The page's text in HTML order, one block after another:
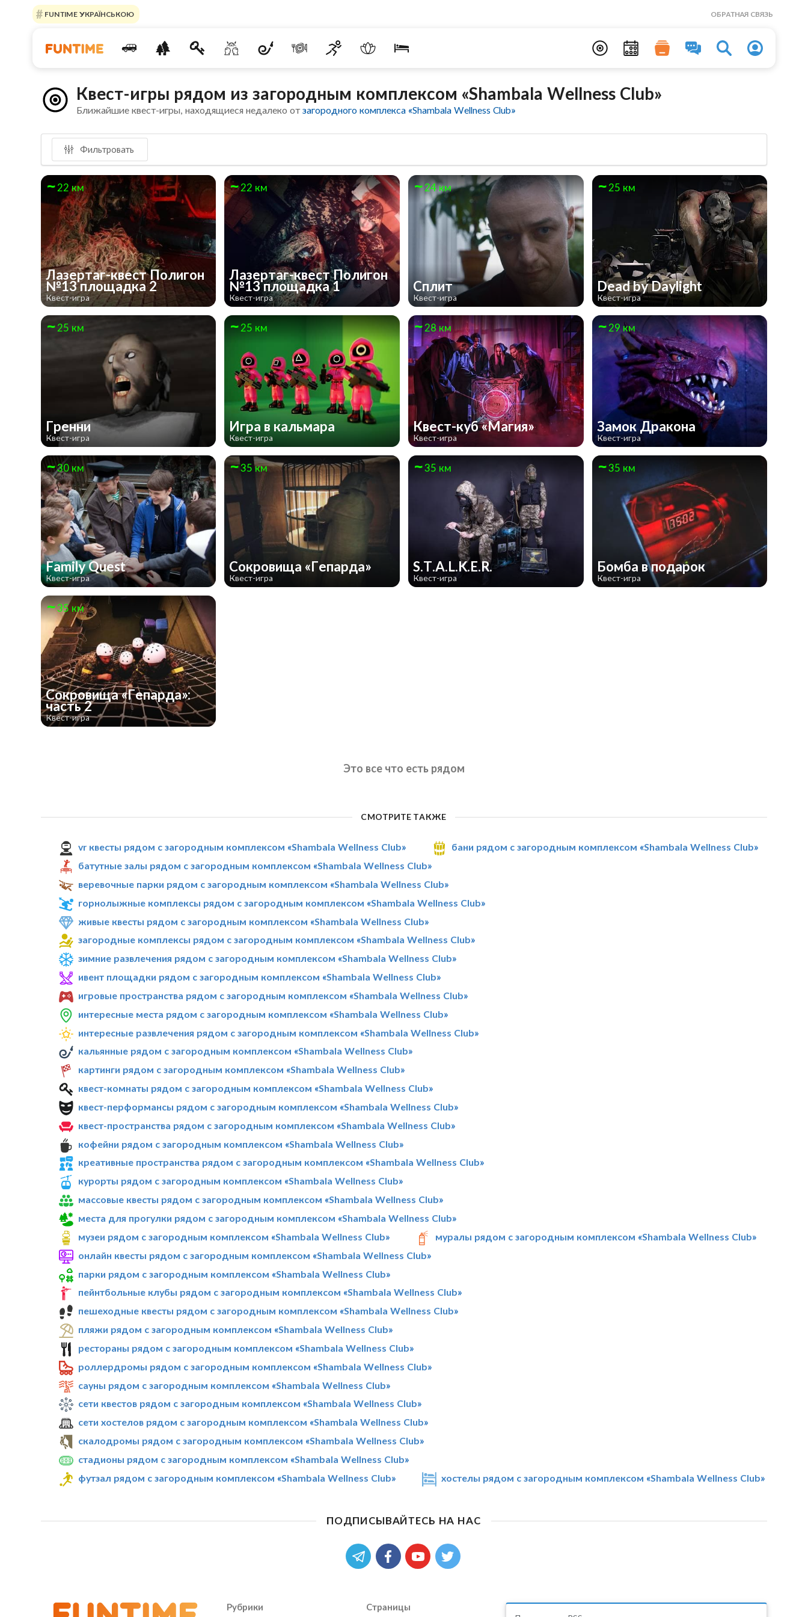
FUNTIME УКРАЇНСЬКОЮ ОБРАТНАЯ СВЯЗЬ
Квест-игры рядом из загородным комплексом «Shambala Wellness Club»
Ближайшие квест-игры, находящиеся недалеко отзагородного комплекса «Shambala Wellness Club»
Фильтровать
22 км
Лазертаг-квест Полигон
№13 площадка 2
Квест-игра
22 км
Лазертаг-квест Полигон
№13 площадка 1
Квест-игра
24 км
Сплит
Квест-игра
25 км
Dead by Daylight
Квест-игра
25 км
Гренни
Квест-игра
25 км
Игра в кальмара
Квест-игра
28 км
Квест-куб «Магия»
Квест-игра
29 км
Замок Дракона
Квест-игра
30 км
Family Quest
Квест-игра
35 км
Сокровища «Гепарда»
Квест-игра
35 км
S.T.A.L.K.E.R.
Квест-игра
35 км
Бомба в подарок
Квест-игра
35 км
Сокровища «Гепарда»:
часть 2
Квест-игра
Это все что есть рядом
СМОТРИТЕ ТАКЖЕ
vr квесты рядом с загородным комплексом «Shambala Wellness Club»
бани рядом с загородным комплексом «Shambala Wellness Club»
батутные залы рядом с загородным комплексом «Shambala Wellness Club»
веревочные парки рядом с загородным комплексом «Shambala Wellness Club»
горнолыжные комплексы рядом с загородным комплексом «Shambala Wellness Club»
живые квесты рядом с загородным комплексом «Shambala Wellness Club»
загородные комплексы рядом с загородным комплексом «Shambala Wellness Club»
зимние развлечения рядом с загородным комплексом «Shambala Wellness Club»
ивент площадки рядом с загородным комплексом «Shambala Wellness Club»
игровые пространства рядом с загородным комплексом «Shambala Wellness Club»
интересные места рядом с загородным комплексом «Shambala Wellness Club»
интересные развлечения рядом с загородным комплексом «Shambala Wellness Club»
кальянные рядом с загородным комплексом «Shambala Wellness Club»
картинги рядом с загородным комплексом «Shambala Wellness Club»
квест-комнаты рядом с загородным комплексом «Shambala Wellness Club»
квест-перформансы рядом с загородным комплексом «Shambala Wellness Club»
квест-пространства рядом с загородным комплексом «Shambala Wellness Club»
кофейни рядом с загородным комплексом «Shambala Wellness Club»
креативные пространства рядом с загородным комплексом «Shambala Wellness Club»
курорты рядом с загородным комплексом «Shambala Wellness Club»
массовые квесты рядом с загородным комплексом «Shambala Wellness Club»
места для прогулки рядом с загородным комплексом «Shambala Wellness Club»
музеи рядом с загородным комплексом «Shambala Wellness Club»
муралы рядом с загородным комплексом «Shambala Wellness Club»
онлайн квесты рядом с загородным комплексом «Shambala Wellness Club»
парки рядом с загородным комплексом «Shambala Wellness Club»
пейнтбольные клубы рядом с загородным комплексом «Shambala Wellness Club»
пешеходные квесты рядом с загородным комплексом «Shambala Wellness Club»
пляжи рядом с загородным комплексом «Shambala Wellness Club»
рестораны рядом с загородным комплексом «Shambala Wellness Club»
роллердромы рядом с загородным комплексом «Shambala Wellness Club»
сауны рядом с загородным комплексом «Shambala Wellness Club»
сети квестов рядом с загородным комплексом «Shambala Wellness Club»
сети хостелов рядом с загородным комплексом «Shambala Wellness Club»
скалодромы рядом с загородным комплексом «Shambala Wellness Club»
стадионы рядом с загородным комплексом «Shambala Wellness Club»
футзал рядом с загородным комплексом «Shambala Wellness Club»
хостелы рядом с загородным комплексом «Shambala Wellness Club»
ПОДПИСЫВАЙТЕСЬ НА НАС
Рубрики Страницы